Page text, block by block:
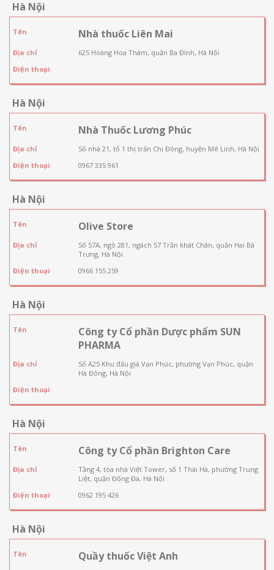
Hà Nội
Tên Nhà thuốc Liên Mai
Địa chỉ
625 Hoàng Hoa Thám, quận Ba Đình, Hà Nội
Điện thoại
Hà Nội
Tên Nhà Thuốc Lương Phúc
Địa chỉ
Số nhà 21, tổ 1 thị trấn Chi Đông, huyện Mê Linh, Hà Nội
Điện thoại
0967 335 961
Hà Nội
Tên Olive Store
Địa chỉ
Số 57A, ngõ 281, ngách 57 Trần khát Chân, quận Hai Bà
Trưng, Hà Nội
Điện thoại
0966 155 259
Hà Nội
Tên
Công ty Cổ phần Dược phẩm SUN
PHARMA
Địa chỉ
Số A25 Khu đấu giá Vạn Phúc, phường Vạn Phúc, quận
Hà Đông, Hà Nội
Điện thoại
Hà Nội
Tên Công ty Cổ phần Brighton Care
Địa chỉ
Tầng 4, tòa nhà Việt Tower, số 1 Thái Hà, phường Trung
Liệt, quận Đống Đa, Hà Nội
Điện thoại
0962 195 426
Hà Nội
Tên Quầy thuốc Việt Anh